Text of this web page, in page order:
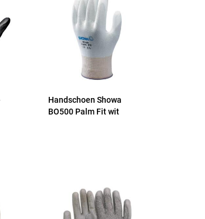
Handschoen Showa
BO500 Palm Fit wit